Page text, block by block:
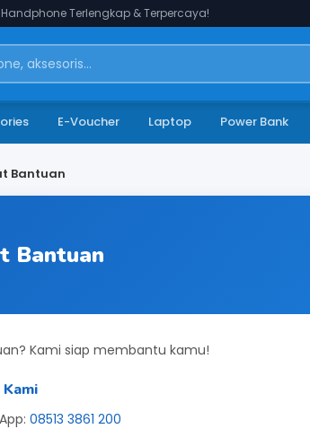
Terlengkap & Terpercaya!
E-Voucher Laptop Power Bank
Bantuan
Bantuan
Kami siap membantu kamu!
Kami
08513 3861 200